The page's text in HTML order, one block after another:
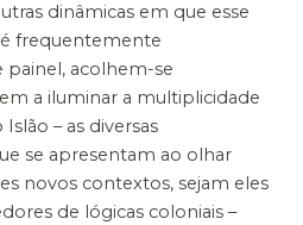
dinâmicas em que esse
frequentemente
painel, acolhem-se
a iluminar a multiplicidade
– as diversas
se apresentam ao olhar
novos contextos, sejam eles
de lógicas coloniais –